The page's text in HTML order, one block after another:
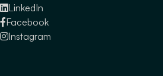
LinkedIn
Facebook
Instagram